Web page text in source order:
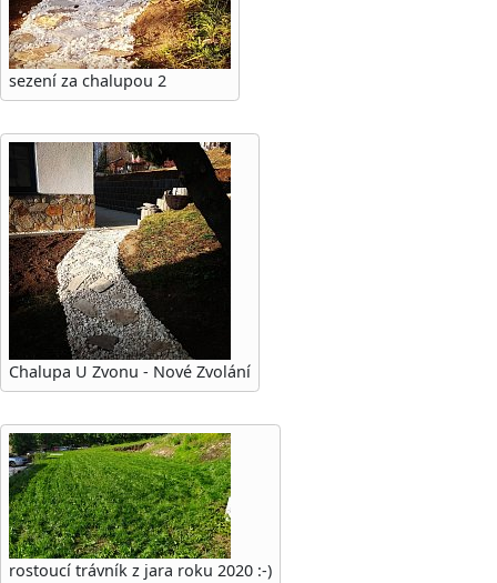
sezení za chalupou 2
Chalupa U Zvonu - Nové Zvolání
rostoucí trávník z jara roku 2020 :-)